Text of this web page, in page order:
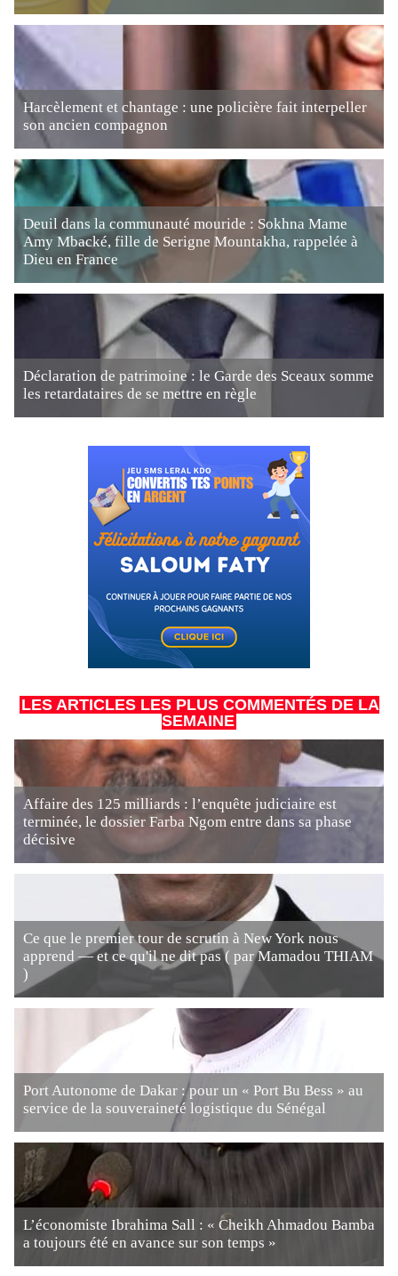
Harcèlement et chantage : une policière fait interpeller
son ancien compagnon
Deuil dans la communauté mouride : Sokhna Mame
Amy Mbacké, fille de Serigne Mountakha, rappelée à
Dieu en France
Déclaration de patrimoine : le Garde des Sceaux somme
les retardataires de se mettre en règle
LES ARTICLES LES PLUS COMMENTÉS DE LA
SEMAINE
Affaire des 125 milliards : l’enquête judiciaire est
terminée, le dossier Farba Ngom entre dans sa phase
décisive
Ce que le premier tour de scrutin à New York nous
apprend — et ce qu'il ne dit pas ( par Mamadou THIAM
)
Port Autonome de Dakar : pour un « Port Bu Bess » au
service de la souveraineté logistique du Sénégal
L’économiste Ibrahima Sall : « Cheikh Ahmadou Bamba
a toujours été en avance sur son temps »